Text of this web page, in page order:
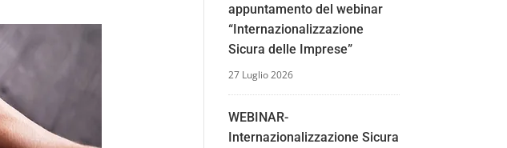
appuntamento del webinar
“Internazionalizzazione
Sicura delle Imprese”
27 Luglio 2026
WEBINAR-
Internazionalizzazione Sicura